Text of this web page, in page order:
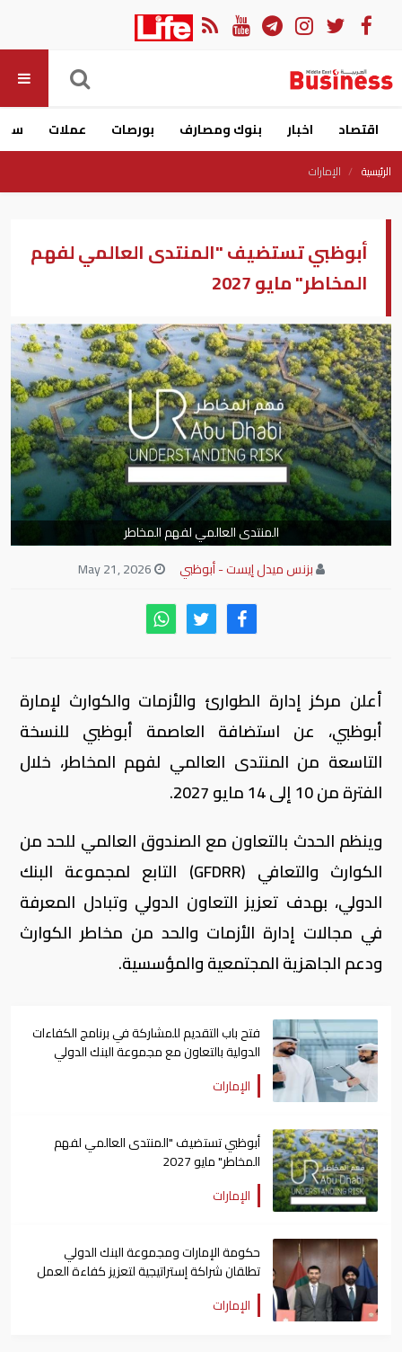
اقتصاد اخبار بنوك ومصارف بورصات عملات
الرئيسية الإمارات
أبوظبي تستضيف "المنتدى العالمي لفهم
المخاطر" مايو 2027
المنتدى العالمي لفهم المخاطر
بزنس ميدل إيست - أبوظبي
أعلن مركز إدارة الطوارئ والأزمات والكوارث لإمارة
أبوظبي، عن استضافة العاصمة أبوظبي للنسخة
التاسعة من المنتدى العالمي لفهم المخاطر، خلال
الفترة من 10 إلى 14 مايو 2027.
وينظم الحدث بالتعاون مع الصندوق العالمي للحد من
الكوارث والتعافي (GFDRR) التابع لمجموعة البنك
الدولي، بهدف تعزيز التعاون الدولي وتبادل المعرفة
في مجالات إدارة الأزمات والحد من مخاطر الكوارث
ودعم الجاهزية المجتمعية والمؤسسية.
فتح باب التقديم للمشاركة في برنامج الكفاءات
الدولية بالتعاون مع مجموعة البنك الدولي
الإمارات
أبوظبي تستضيف "المنتدى العالمي لفهم
المخاطر" مايو 2027
الإمارات
حكومة الإمارات ومجموعة البنك الدولي
تطلقان شراكة إستراتيجية لتعزيز كفاءة العمل
الحكومي عالمياً
الإمارات